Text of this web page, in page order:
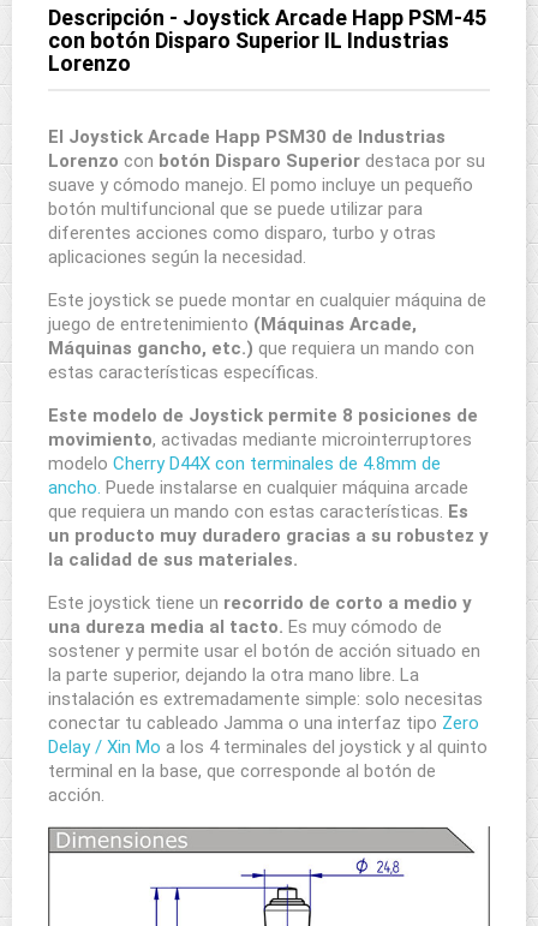
Descripción - Joystick Arcade Happ PSM-45
con botón Disparo Superior IL Industrias
Lorenzo
El Joystick Arcade Happ PSM30 de Industrias
Lorenzo con botón Disparo Superior destaca por su
suave y cómodo manejo. El pomo incluye un pequeño
botón multifuncional que se puede utilizar para
diferentes acciones como disparo, turbo y otras
aplicaciones según la necesidad.
Este joystick se puede montar en cualquier máquina de
juego de entretenimiento (Máquinas Arcade,
Máquinas gancho, etc.) que requiera un mando con
estas características específicas.
Este modelo de Joystick permite 8 posiciones de
movimiento, activadas mediante microinterruptores
modelo Cherry D44X con terminales de 4.8mm de
ancho. Puede instalarse en cualquier máquina arcade
que requiera un mando con estas características. Es
un producto muy duradero gracias a su robustez y
la calidad de sus materiales.
Este joystick tiene un recorrido de corto a medio y
una dureza media al tacto. Es muy cómodo de
sostener y permite usar el botón de acción situado en
la parte superior, dejando la otra mano libre. La
instalación es extremadamente simple: solo necesitas
conectar tu cableado Jamma o una interfaz tipo Zero
Delay / Xin Mo a los 4 terminales del joystick y al quinto
terminal en la base, que corresponde al botón de
acción.